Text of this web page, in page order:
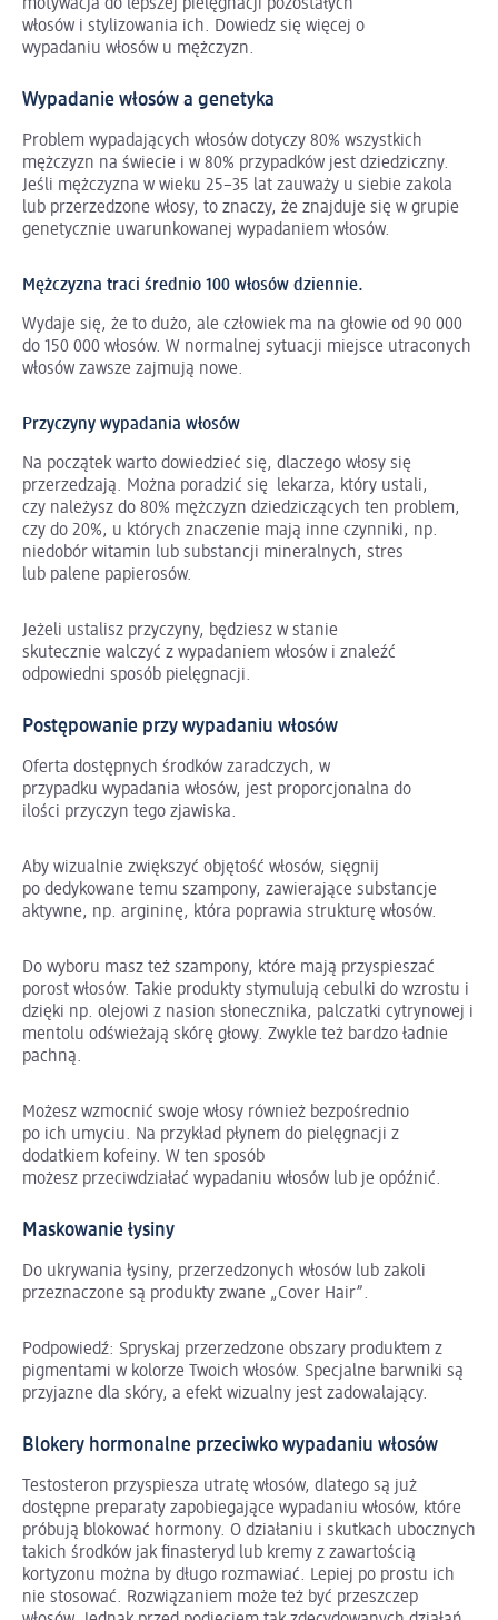
motywacja do lepszej pielęgnacji pozostałych
włosów i stylizowania ich. Dowiedz się więcej o
wypadaniu włosów u mężczyzn.
Wypadanie włosów a genetyka
Problem wypadających włosów dotyczy 80% wszystkich
mężczyzn na świecie i w 80% przypadków jest dziedziczny.
Jeśli mężczyzna w wieku 25−35 lat zauważy u siebie zakola
lub przerzedzone włosy, to znaczy, że znajduje się w grupie
genetycznie uwarunkowanej wypadaniem włosów.
Mężczyzna traci średnio 100 włosów dziennie.
Wydaje się, że to dużo, ale człowiek ma na głowie od 90 000
do 150 000 włosów. W normalnej sytuacji miejsce utraconych
włosów zawsze zajmują nowe.
Przyczyny wypadania włosów
Na początek warto dowiedzieć się, dlaczego włosy się
przerzedzają. Można poradzić się lekarza, który ustali,
czy należysz do 80% mężczyzn dziedziczących ten problem,
czy do 20%, u których znaczenie mają inne czynniki, np.
niedobór witamin lub substancji mineralnych, stres
lub palene papierosów.
Jeżeli ustalisz przyczyny, będziesz w stanie
skutecznie walczyć z wypadaniem włosów i znaleźć
odpowiedni sposób pielęgnacji.
Postępowanie przy wypadaniu włosów
Oferta dostępnych środków zaradczych, w
przypadku wypadania włosów, jest proporcjonalna do
ilości przyczyn tego zjawiska.
Aby wizualnie zwiększyć objętość włosów, sięgnij
po dedykowane temu szampony, zawierające substancje
aktywne, np. argininę, która poprawia strukturę włosów.
Do wyboru masz też szampony, które mają przyspieszać
porost włosów. Takie produkty stymulują cebulki do wzrostu i
dzięki np. olejowi z nasion słonecznika, palczatki cytrynowej i
mentolu odświeżają skórę głowy. Zwykle też bardzo ładnie
pachną.
Możesz wzmocnić swoje włosy również bezpośrednio
po ich umyciu. Na przykład płynem do pielęgnacji z
dodatkiem kofeiny. W ten sposób
możesz przeciwdziałać wypadaniu włosów lub je opóźnić.
Maskowanie łysiny
Do ukrywania łysiny, przerzedzonych włosów lub zakoli
przeznaczone są produkty zwane „Cover Hair”.
Podpowiedź: Spryskaj przerzedzone obszary produktem z
pigmentami w kolorze Twoich włosów. Specjalne barwniki są
przyjazne dla skóry, a efekt wizualny jest zadowalający.
Blokery hormonalne przeciwko wypadaniu włosów
Testosteron przyspiesza utratę włosów, dlatego są już
dostępne preparaty zapobiegające wypadaniu włosów, które
próbują blokować hormony. O działaniu i skutkach ubocznych
takich środków jak finasteryd lub kremy z zawartością
kortyzonu można by długo rozmawiać. Lepiej po prostu ich
nie stosować. Rozwiązaniem może też być przeszczep